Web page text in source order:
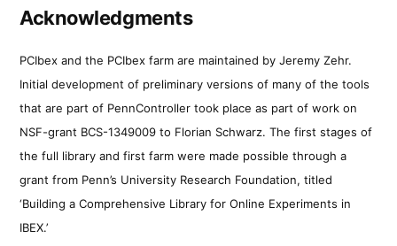
Acknowledgments
PCIbex and the PCIbex farm are maintained by Jeremy Zehr.
Initial development of preliminary versions of many of the tools
that are part of PennController took place as part of work on
NSF-grant BCS-1349009 to Florian Schwarz. The first stages of
the full library and first farm were made possible through a
grant from Penn’s University Research Foundation, titled
‘Building a Comprehensive Library for Online Experiments in
IBEX.’